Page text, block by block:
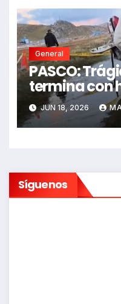
General
PASCO:
termina con
sin vida en
JUN 18, 2026
Síguenos